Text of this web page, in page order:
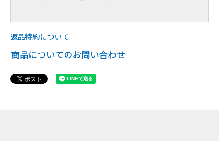
返品特約について
商品についてのお問い合わせ